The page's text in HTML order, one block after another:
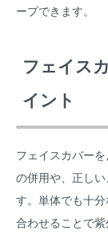
ープできます。
フェイス
イント
フェイスカバー
の併用や、正し
す。単体でも十
合わせることで紫